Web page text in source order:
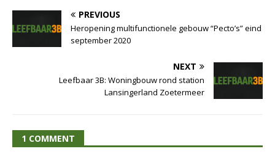
PREVIOUS
Heropening multifunctionele gebouw “Pecto’s” eind
september 2020
NEXT
Leefbaar 3B: Woningbouw rond station
Lansingerland Zoetermeer
1 COMMENT